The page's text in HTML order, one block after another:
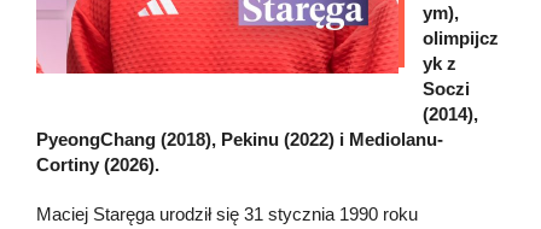
ym),
olimpijcz
yk z
Soczi
(2014),
PyeongChang (2018), Pekinu (2022) i Mediolanu-
Cortiny (2026).
Maciej Staręga urodził się 31 stycznia 1990 roku